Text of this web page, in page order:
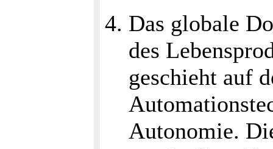
Das globale
des
geschieht auf
Autonomie.